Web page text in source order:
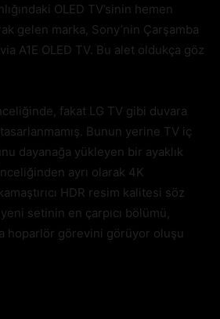
OLED TV’sinin hemen
gelen marka, Sony’nin Çarşamba
A1E OLED TV. Bu alet oldukça göz
fakat LG TV gibi duvara
Bunun yerine TV iç
dayanağa yükleyen bir ayaklık
ayrı olarak 4K
HDR resim kalitesi söz
setinin en çarpıcı bölümü,
hoparlör görevini görüyor oluşu